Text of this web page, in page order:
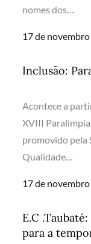
nomes dos…
Posted
17 de
Inclusão:
Acontece a
XVIII
promovido pela
Qualidade…
Posted
17 de
E.C
para a